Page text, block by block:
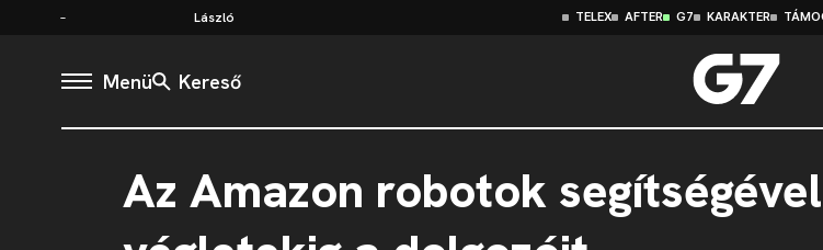
László TELEX AFTER G7 KARAKTER
Menü Kereső
Az Amazon robotok